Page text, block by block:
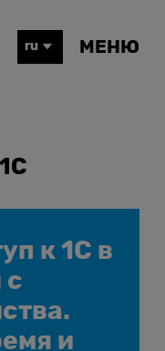
ru МЕНЮ
к 1С в
с
и